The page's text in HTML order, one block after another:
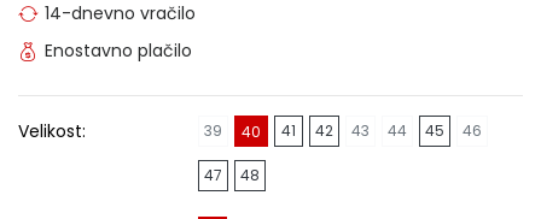
14-dnevno vračilo
Enostavno plačilo
Velikost: 39 40 41 42 43 44 45 46
47 48